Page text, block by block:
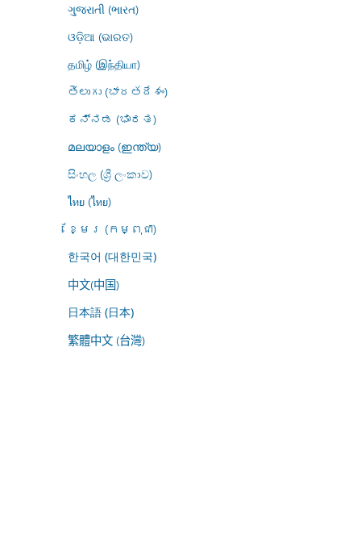
ગુજરાતી (ભારત)
ଓଡ଼ିଆ (ଭାରତ)
தமிழ் (இந்தியா)
తెలుగు (భారతదేశం)
ಕನ್ನಡ (ಭಾರತ)
മലയാളം (ഇന്ത്യ)
සිංහල (ශ්‍රී ලංකාව)
ไทย (ไทย)
ខ្មែរ (កម្ពុជា)
한국어 (대한민국)
中文(中国)
日本語 (日本)
繁體中文 (台灣)